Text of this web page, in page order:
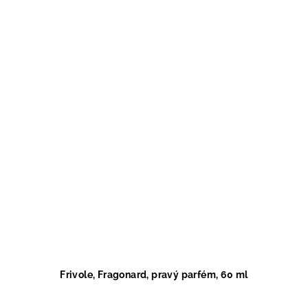
Frivole, Fragonard, pravý parfém, 60 ml